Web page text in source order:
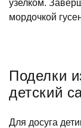
узелком.
мордочкой
Поделки
детский
Для досуга